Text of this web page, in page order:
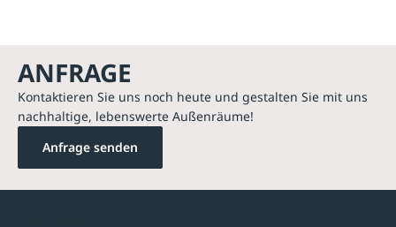
ANFRAGE
Kontaktieren Sie uns noch heute und gestalten Sie mit uns
nachhaltige, lebenswerte Außenräume!
Anfrage senden